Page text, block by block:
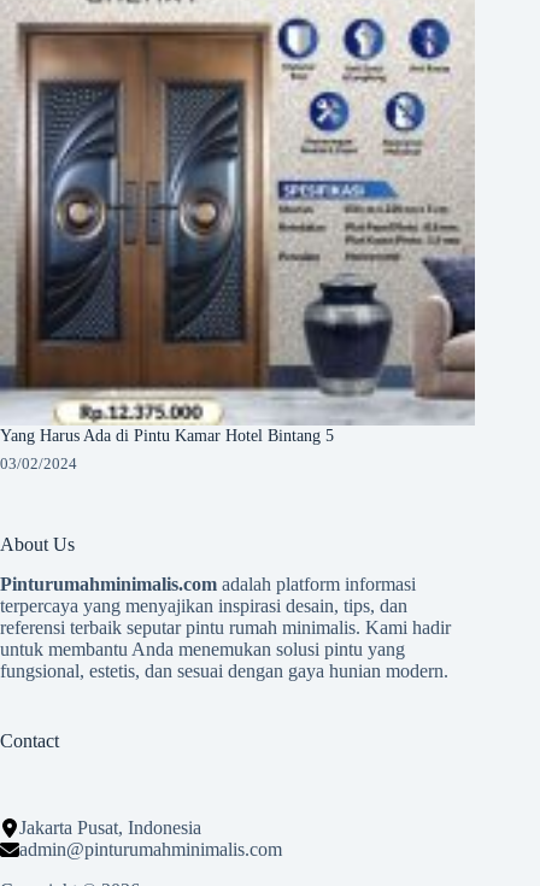
Yang Harus Ada di Pintu Kamar Hotel Bintang 5
03/02/2024
About Us
Pinturumahminimalis.com adalah platform informasi
terpercaya yang menyajikan inspirasi desain, tips, dan
referensi terbaik seputar pintu rumah minimalis. Kami hadir
untuk membantu Anda menemukan solusi pintu yang
fungsional, estetis, dan sesuai dengan gaya hunian modern.
Contact
Jakarta Pusat, Indonesia
admin@pinturumahminimalis.com